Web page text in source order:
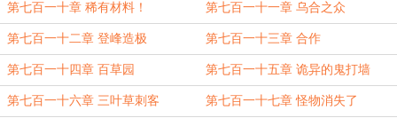
第七百一十章 稀有材料！ 第七百一十一章 乌合之众
第七百一十二章 登峰造极 第七百一十三章 合作
第七百一十四章 百草园 第七百一十五章 诡异的鬼打墙
第七百一十六章 三叶草刺客 第七百一十七章 怪物消失了